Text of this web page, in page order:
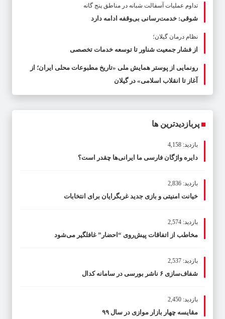
تداوم عملیات آسفالت‌ شبانه در مناطق پنج گانه
شوقی: خدمت‌رسانی بی‌وقفه ادامه دارد
نظام درمان گیلان؛
از فشار جمعیت شناور تا توسعه خدمات تخصصی
رونمایی از پوستر همایش ملی «تاریخ مطبوعات محلی ایران؛ از
آغاز تا انقلاب اسلامی» در گیلان
پربازدیدترین ها
بازدید: 4,158
دایره واژگان فارسی ما ایرانی‌ها چقدر است؟
بازدید: 2,836
خیانت امنیتی و بازی جدید غربگرایان برای انتخابات
بازدید: 2,574
مخاطب از اتفاقات پیش‌روی “احضار” غافلگیر می‌شود
بازدید: 2,537
شفاف‌سازی ۶ ناشر بورسی در سامانه کدال
بازدید: 2,450
مقایسه چهار بازار موازی در سال ۹۹